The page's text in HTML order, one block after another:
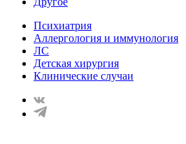
Психиатрия
Аллергология и иммунология
ЛС
Детская хирургия
Клинические случаи